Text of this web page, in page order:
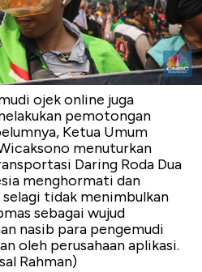
ojek online juga
pemotongan
Ketua Umum
menuturkan
Daring Roda Dua
menghormati dan
tidak menimbulkan
sebagai wujud
nasib para pengemudi
oleh perusahaan aplikasi.
Rahman)